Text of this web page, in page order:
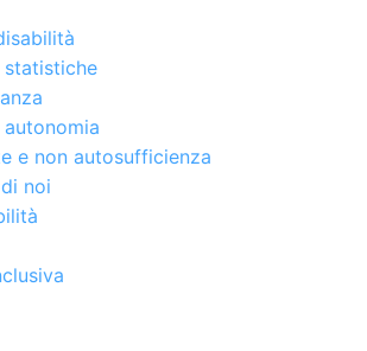
statistiche
e non autosufficienza
noi